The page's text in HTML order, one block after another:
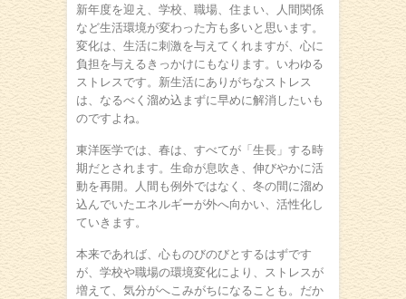
新年度を迎え、学校、職場、住まい、人間関係
など生活環境が変わった方も多いと思います。
変化は、生活に刺激を与えてくれますが、心に
負担を与えるきっかけにもなります。いわゆる
ストレスです。新生活にありがちなストレス
は、なるべく溜め込まずに早めに解消したいも
のですよね。
東洋医学では、春は、すべてが「生長」する時
期だとされます。生命が息吹き、伸びやかに活
動を再開。人間も例外ではなく、冬の間に溜め
込んでいたエネルギーが外へ向かい、活性化し
ていきます。
本来であれば、心ものびのびとするはずです
が、学校や職場の環境変化により、ストレスが
増えて、気分がへこみがちになることも。だか